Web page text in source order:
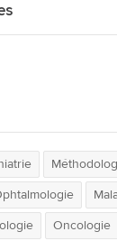
Oncologie